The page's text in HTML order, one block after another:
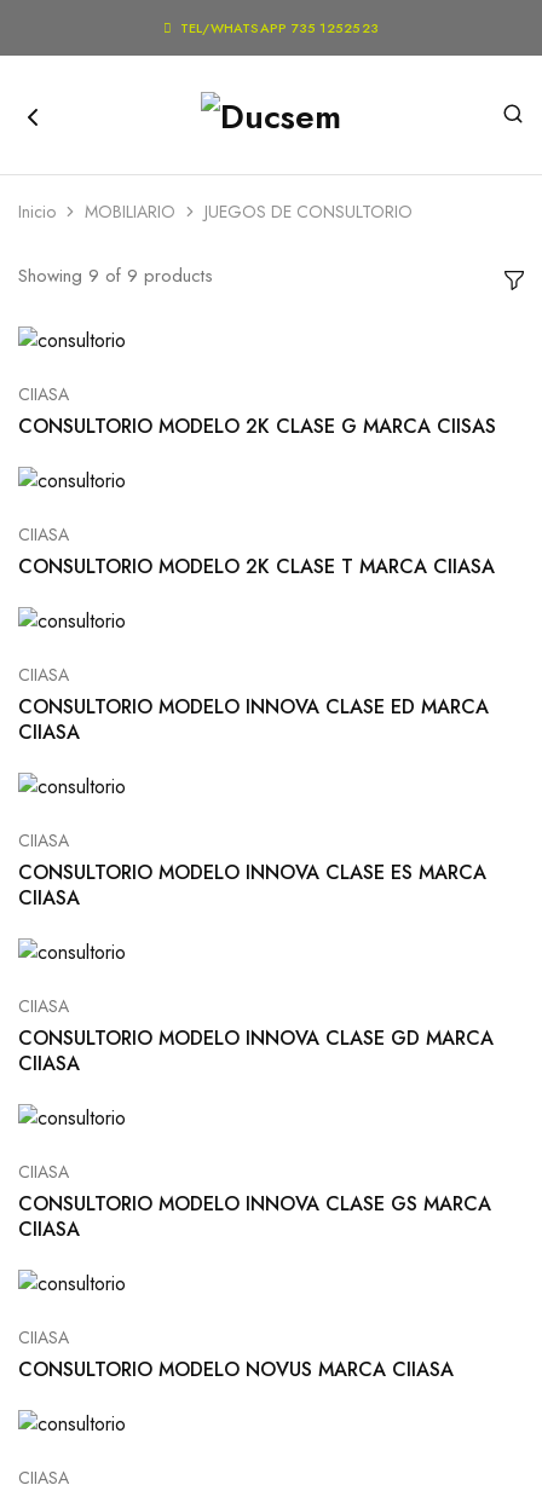
 TEL/WHATSAPP 735 1252523
Inicio MOBILIARIO JUEGOS DE CONSULTORIO
Showing 9 of 9 products
CIIASA
CONSULTORIO MODELO 2K CLASE G MARCA CIISAS
CIIASA
CONSULTORIO MODELO 2K CLASE T MARCA CIIASA
CIIASA
CONSULTORIO MODELO INNOVA CLASE ED MARCA
CIIASA
CIIASA
CONSULTORIO MODELO INNOVA CLASE ES MARCA
CIIASA
CIIASA
CONSULTORIO MODELO INNOVA CLASE GD MARCA
CIIASA
CIIASA
CONSULTORIO MODELO INNOVA CLASE GS MARCA
CIIASA
CIIASA
CONSULTORIO MODELO NOVUS MARCA CIIASA
CIIASA